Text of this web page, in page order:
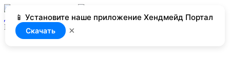
📱 Установите наше приложение Хендмейд Портал
Скачать ×
Добавить
Нет доступа